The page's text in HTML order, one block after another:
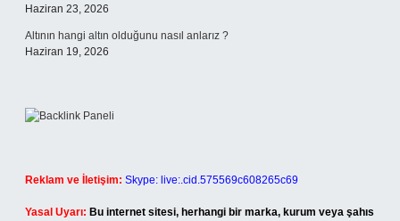
Haziran 23, 2026
Altının hangi altın olduğunu nasıl anlarız ?
Haziran 19, 2026
Reklam ve İletişim: Skype: live:.cid.575569c608265c69
Yasal Uyarı: Bu internet sitesi, herhangi bir marka, kurum veya şahıs